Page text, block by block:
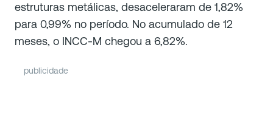
estruturas metálicas, desaceleraram de 1,82%
para 0,99% no período. No acumulado de 12
meses, o INCC-M chegou a 6,82%.
publicidade